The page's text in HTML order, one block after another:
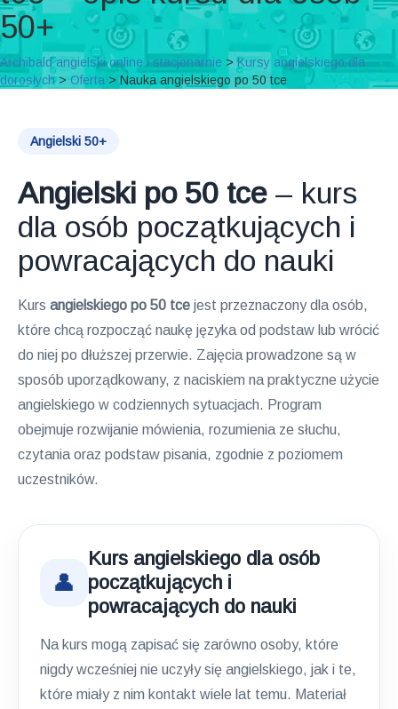
50+
Archibald angielski online i stacjonarnie >Kursy angielskiego dla
dorosłych>Oferta > Nauka angielskiego po 50 tce
Angielski 50+
Angielski po 50 tce – kurs
dla osób początkujących i
powracających do nauki
Kurs angielskiego po 50 tce jest przeznaczony dla osób,
które chcą rozpocząć naukę języka od podstaw lub wrócić
do niej po dłuższej przerwie. Zajęcia prowadzone są w
sposób uporządkowany, z naciskiem na praktyczne użycie
angielskiego w codziennych sytuacjach. Program
obejmuje rozwijanie mówienia, rozumienia ze słuchu,
czytania oraz podstaw pisania, zgodnie z poziomem
uczestników.
👤
Kurs angielskiego dla osób
początkujących i
powracających do nauki
Na kurs mogą zapisać się zarówno osoby, które
nigdy wcześniej nie uczyły się angielskiego, jak i te,
które miały z nim kontakt wiele lat temu. Materiał